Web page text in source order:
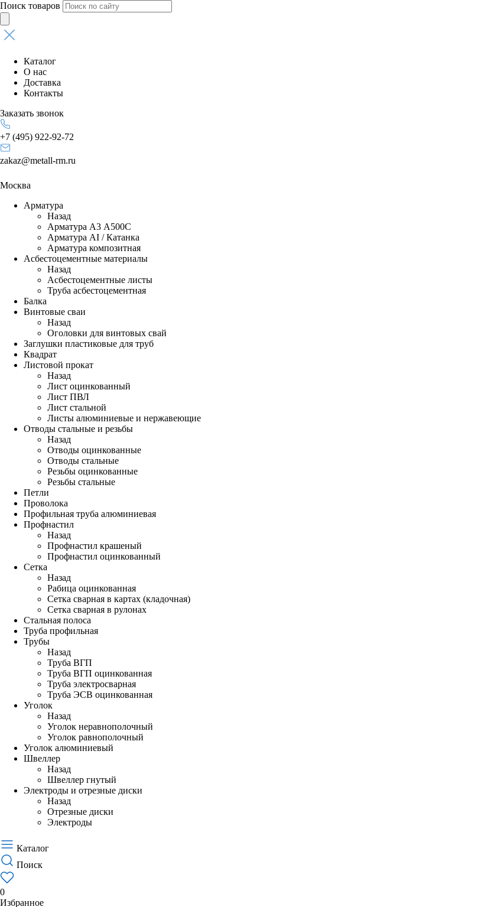
Поиск товаров
Каталог
О нас
Доставка
Контакты
Заказать звонок
+7 (495) 922-92-72
zakaz@metall-rm.ru
Москва
Арматура
Назад
Арматура А3 А500С
Арматура АI / Катанка
Арматура композитная
Асбестоцементные материалы
Назад
Асбестоцементные листы
Труба асбестоцементная
Балка
Винтовые сваи
Назад
Оголовки для винтовых свай
Заглушки пластиковые для труб
Квадрат
Листовой прокат
Назад
Лист оцинкованный
Лист ПВЛ
Лист стальной
Листы алюминиевые и нержавеющие
Отводы стальные и резьбы
Назад
Отводы оцинкованные
Отводы стальные
Резьбы оцинкованные
Резьбы стальные
Петли
Проволока
Профильная труба алюминиевая
Профнастил
Назад
Профнастил крашеный
Профнастил оцинкованный
Сетка
Назад
Рабица оцинкованная
Сетка сварная в картах (кладочная)
Сетка сварная в рулонах
Стальная полоса
Труба профильная
Трубы
Назад
Труба ВГП
Труба ВГП оцинкованная
Труба электросварная
Труба ЭСВ оцинкованная
Уголок
Назад
Уголок неравнополочный
Уголок равнополочный
Уголок алюминиевый
Швеллер
Назад
Швеллер гнутый
Электроды и отрезные диски
Назад
Отрезные диски
Электроды
Каталог
Поиск
0
Избранное